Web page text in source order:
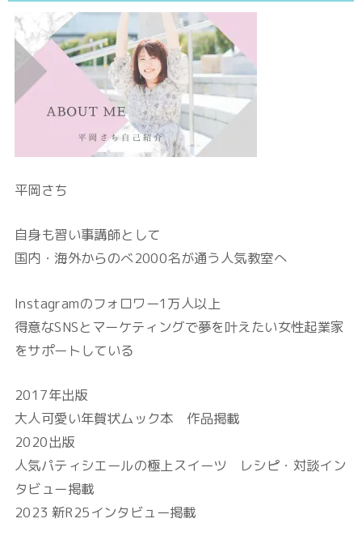
平岡さち
自身も習い事講師として
国内・海外からのべ2000名が通う人気教室へ
Instagramのフォロワー1万人以上
得意なSNSとマーケティングで夢を叶えたい女性起業家
をサポートしている
2017年出版
大人可愛い年賀状ムック本 作品掲載
2020出版
人気パティシエールの極上スイーツ レシピ・対談イン
タビュー掲載
2023 新R25インタビュー掲載